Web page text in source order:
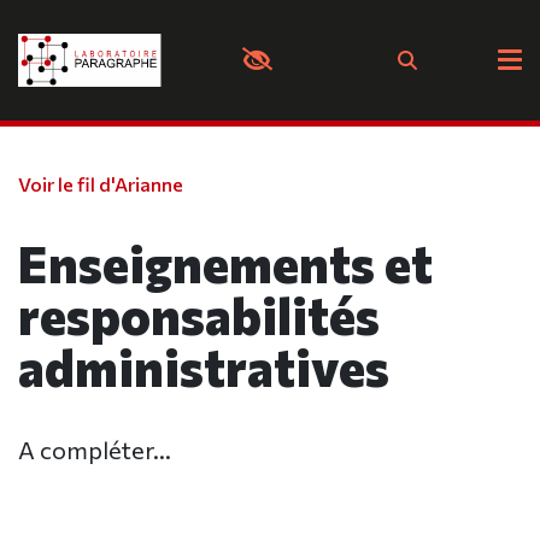
Voir le fil d'Arianne
Enseignements et
responsabilités
administratives
A compléter...